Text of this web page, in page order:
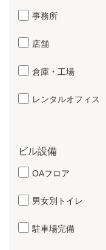
事務所
店舗
倉庫・工場
レンタルオフィス
ビル設備
OAフロア
男女別トイレ
駐車場完備